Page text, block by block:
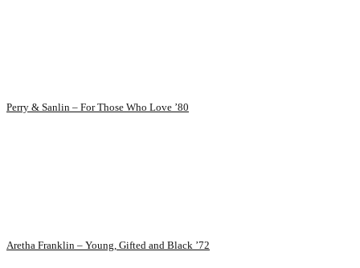
Perry & Sanlin – For Those Who Love ’80
Aretha Franklin – Young, Gifted and Black ’72